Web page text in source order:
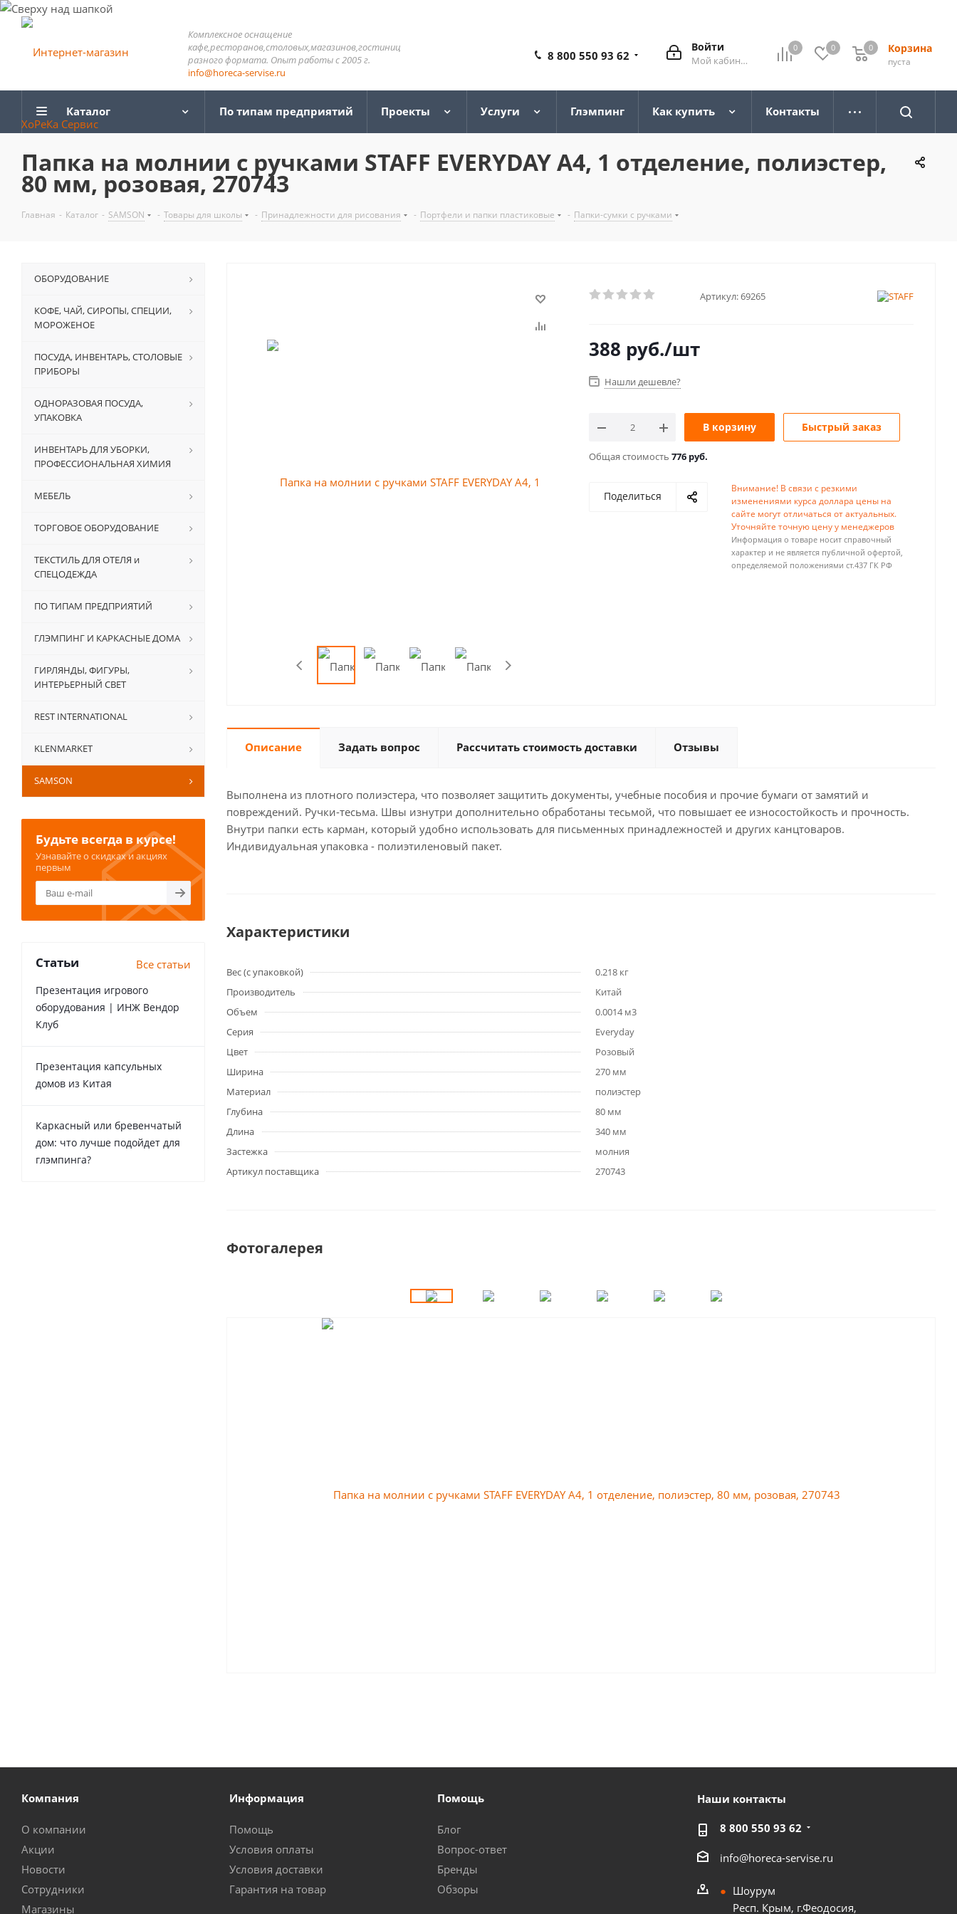
Комплексное оснащение
кафе,ресторанов,столовых,магазинов,гостиниц
разного формата. Опыт работы с 2005 г.
info@horeca-servise.ru
0 0 Корзина
0
пуста
0
Войти
Мой кабинет
8 800 550 93 62
Каталог По типам предприятий Проекты Услуги Глэмпинг Как купить Контакты
Папка на молнии с ручками STAFF EVERYDAY А4, 1 отделение, полиэстер,
80 мм, розовая, 270743
Главная - Каталог - SAMSON - Товары для школы - Принадлежности для рисования - Портфели и папки пластиковые - Папки-сумки с ручками
Артикул:69265
388 руб./шт
Нашли дешевле?
В корзину Быстрый заказ
Общая стоимость 776 руб.
Поделиться
Внимание! В связи с резкими
изменениями курса доллара цены на
сайте могут отличаться от актуальных.
Уточняйте точную цену у менеджеров
Информация о товаре носит справочный
характер и не является публичной офертой,
определяемой положениями ст.437 ГК РФ
Описание Задать вопрос Рассчитать стоимость доставки Отзывы
Выполнена из плотного полиэстера, что позволяет защитить документы, учебные пособия и прочие бумаги от замятий и
повреждений. Ручки-тесьма. Швы изнутри дополнительно обработаны тесьмой, что повышает ее износостойкость и прочность.
Внутри папки есть карман, который удобно использовать для письменных принадлежностей и других канцтоваров.
Индивидуальная упаковка - полиэтиленовый пакет.
Характеристики
Вес (с упаковкой)
0.218 кг
Производитель
Китай
Объем
0.0014 м3
Серия
Everyday
Цвет
Розовый
Ширина
270 мм
Материал
полиэстер
Глубина
80 мм
Длина
340 мм
Застежка
молния
Артикул поставщика
270743
Фотогалерея
ОБОРУДОВАНИЕ
КОФЕ, ЧАЙ, СИРОПЫ, СПЕЦИИ,
МОРОЖЕНОЕ
ПОСУДА, ИНВЕНТАРЬ, СТОЛОВЫЕ
ПРИБОРЫ
ОДНОРАЗОВАЯ ПОСУДА,
УПАКОВКА
ИНВЕНТАРЬ ДЛЯ УБОРКИ,
ПРОФЕССИОНАЛЬНАЯ ХИМИЯ
МЕБЕЛЬ
ТОРГОВОЕ ОБОРУДОВАНИЕ
ТЕКСТИЛЬ ДЛЯ ОТЕЛЯ и
СПЕЦОДЕЖДА
ПО ТИПАМ ПРЕДПРИЯТИЙ
ГЛЭМПИНГ И КАРКАСНЫЕ ДОМА
ГИРЛЯНДЫ, ФИГУРЫ,
ИНТЕРЬЕРНЫЙ СВЕТ
REST INTERNATIONAL
KLENMARKET
SAMSON
Будьте всегда в курсе!
Узнавайте о скидках и акциях
первым
Статьи Все статьи
Презентация игрового
оборудования | ИНЖ Вендор
Клуб
Презентация капсульных
домов из Китая
Каркасный или бревенчатый
дом: что лучше подойдет для
глэмпинга?
Компания
О компании
Акции
Новости
Сотрудники
Магазины
Информация
Помощь
Условия оплаты
Условия доставки
Гарантия на товар
Помощь
Блог
Вопрос-ответ
Бренды
Обзоры
Наши контакты
8 800 550 93 62
info@horeca-servise.ru
Шоурум
Респ. Крым, г.Феодосия,